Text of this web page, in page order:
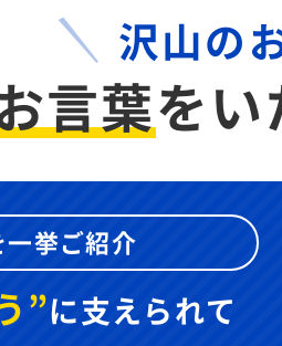
沢山の
言葉を
挙ご紹介
”に支えられて